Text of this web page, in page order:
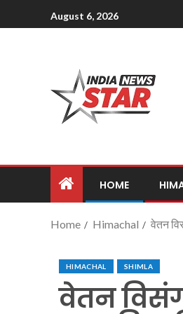
August 6, 2026
HOME
Home Himachal वेतन
HIMACHAL SHIMLA
वेतन